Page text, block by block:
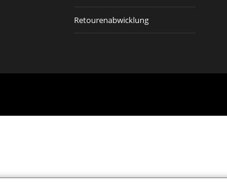
Retourenabwicklung